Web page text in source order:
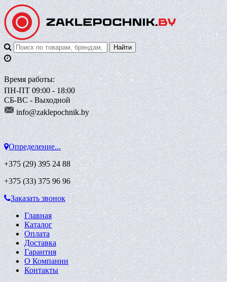
Время работы:
ПН-ПТ 09:00 - 18:00
СБ-ВС - Выходной
info@zaklepochnik.by
Определение...
+375 (29)395 24 88
+375 (33)375 96 96
Заказать звонок
Главная
Каталог
Оплата
Доставка
Гарантия
О Компании
Контакты